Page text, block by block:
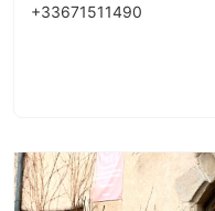
+33671511490